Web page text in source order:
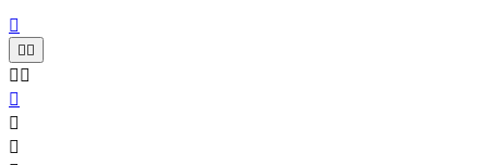

 
 


